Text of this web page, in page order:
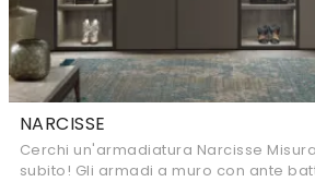
NARCISSE
Cerchi un'armadiatura Narcisse
subito! Gli armadi a muro con ante